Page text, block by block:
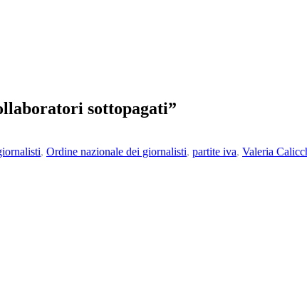
sottopagati”
, Ordine nazionale dei giornalisti, partite iva, Valeria